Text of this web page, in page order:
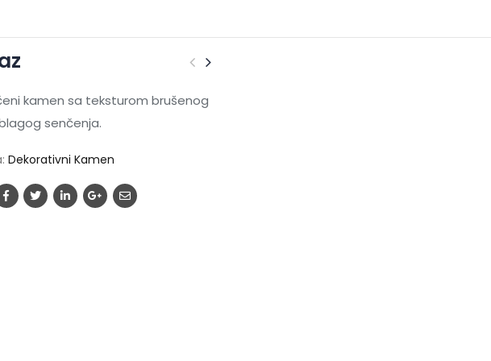
kamen sa teksturom brušenog
senčenja.
Dekorativni Kamen